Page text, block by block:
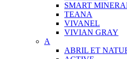
SMART
TEANA
VIVANEL
VIVIAN GRAY
A
ABRIL ET